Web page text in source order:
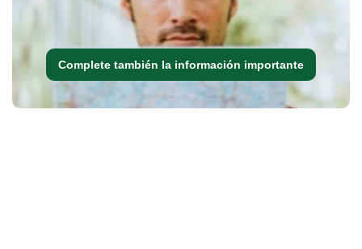
Complete también la información importante